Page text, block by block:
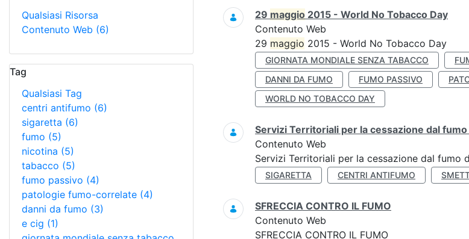
Qualsiasi Risorsa
Contenuto Web (6)
Tag
Qualsiasi Tag
centri antifumo (6)
sigaretta (6)
fumo (5)
nicotina (5)
tabacco (5)
fumo passivo (4)
patologie fumo-correlate (4)
danni da fumo (3)
e cig (1)
Ricerca
29 maggio 2015 - World No Tobacco Day
Contenuto Web
29 maggio 2015 - World No Tobacco Day
GIORNATA MONDIALE SENZA TABACCO
DANNI DA FUMO
FUMO PASSIVO
WORLD NO TOBACCO DAY
Servizi Territoriali per la cessazione dal
Contenuto Web
Servizi Territoriali per la cessazione dal
SIGARETTA CENTRI ANTIFUMO
SFRECCIA CONTRO IL FUMO
Contenuto Web
SFRECCIA CONTRO IL FUMO